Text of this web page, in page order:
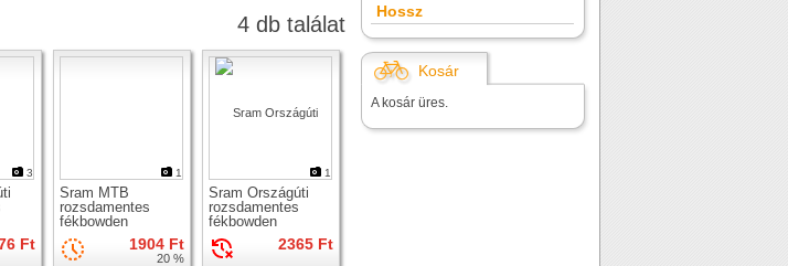
4 db találat
3
Ft
1
Sram MTB
rozsdamentes
fékbowden
1904 Ft
20 %
1
Sram Országúti
rozsdamentes
fékbowden
2365 Ft
Hossz
Kosár
A kosár üres.